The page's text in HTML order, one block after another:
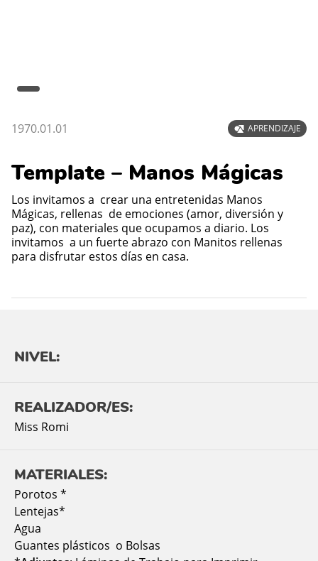
1970.01.01 APRENDIZAJE
Template – Manos Mágicas
Los invitamos a crear una entretenidas Manos
Mágicas, rellenas de emociones (amor, diversión y
paz), con materiales que ocupamos a diario. Los
invitamos a un fuerte abrazo con Manitos rellenas
para disfrutar estos días en casa.
NIVEL:
REALIZADOR/ES:
Miss Romi
MATERIALES:
Porotos *
Lentejas*
Agua
Guantes plásticos o Bolsas